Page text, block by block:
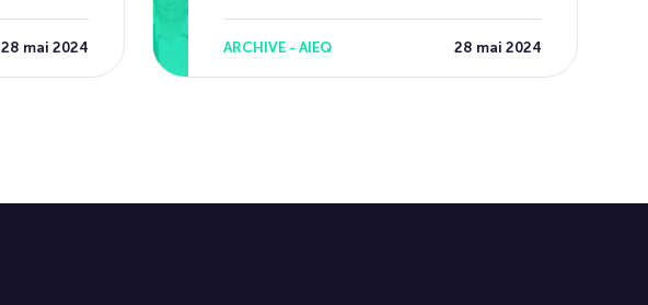
28 mai 2024 ARCHIVE - AIEQ 28 mai 2024